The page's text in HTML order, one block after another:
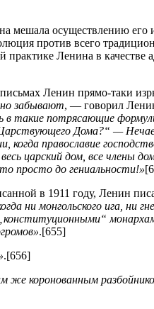
мешала осуществлению
против всего
Ленина в качестве
Ленин прямо-таки
забывают, — говорил
в такие потрясающие
Дома?“ —
православие
царский дом, все
просто до гениальности!»
в 1911 году, Ленин
ни монгольского ига, ни
.[655]
.[656]
коронованным